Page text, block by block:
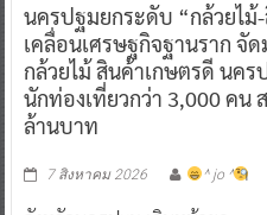
นครปฐมยกระดับ “กล้วยไ
เคลื่อนเศรษฐกิจฐานราก จั
กล้วยไม้ สินค้าเกษตรดี นคร
นักท่องเที่ยวกว่า 3,000 คน
ล้านบาท
7 สิงหาคม 2026 ^ jo ^